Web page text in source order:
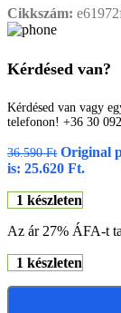
Cikkszám:
Kérdésed van?
Kérdésed van vagy
telefonon! +36 30
36.590Ft Original
is: 25.620 Ft.
1 készleten
Az ár 27% ÁFA-t
1 készleten